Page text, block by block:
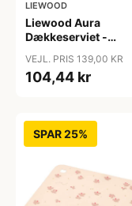
LIEWOOD
Liewood Aura
Dækkeserviet -
VEJL. PRIS 139,00 KR
104,44 kr
SPAR 25%